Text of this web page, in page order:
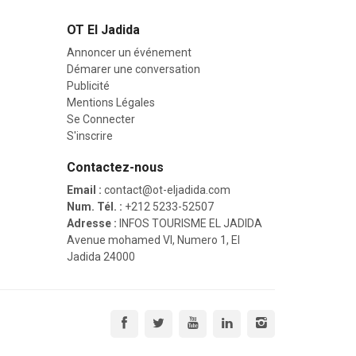
OT El Jadida
Annoncer un événement
Démarer une conversation
Publicité
Mentions Légales
Se Connecter
S'inscrire
Contactez-nous
Email : contact@ot-eljadida.com
Num. Tél. : +212 5233-52507
Adresse : INFOS TOURISME EL JADIDA
Avenue mohamed VI, Numero 1, El
Jadida 24000